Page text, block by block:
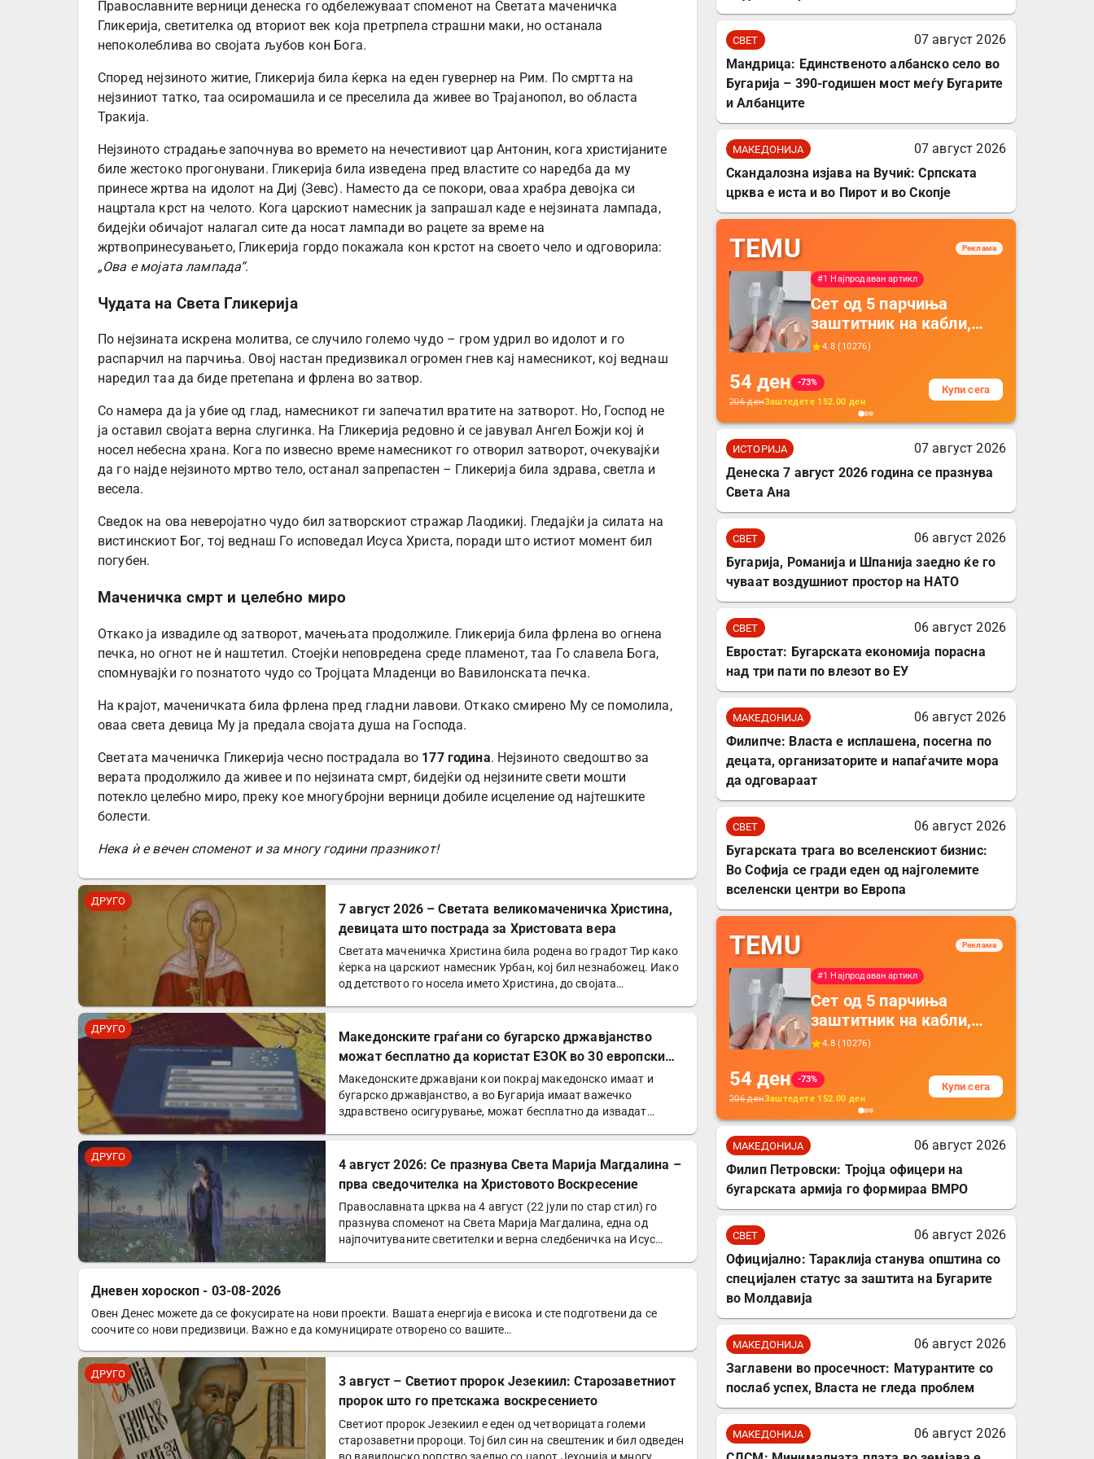
Православните верници денеска го одбележуваат споменот на Светата маченичка
Гликерија, светителка од вториот век која претрпела страшни маки, но останала
непоколеблива во својата љубов кон Бога.
Според нејзиното житие, Гликерија била ќерка на еден гувернер на Рим. По смртта на
нејзиниот татко, таа осиромашила и се преселила да живее во Трајанопол, во областа
Тракија.
Нејзиното страдање започнува во времето на нечестивиот цар Антонин, кога христијаните
биле жестоко прогонувани. Гликерија била изведена пред властите со наредба да му
принесе жртва на идолот на Диј (Зевс). Наместо да се покори, оваа храбра девојка си
нацртала крст на челото. Кога царскиот намесник ја запрашал каде е нејзината лампада,
бидејќи обичајот налагал сите да носат лампади во рацете за време на
жртвопринесувањето, Гликерија гордо покажала кон крстот на своето чело и одговорила:
„Ова е мојата лампада“.
Чудата на Света Гликерија
По нејзината искрена молитва, се случило големо чудо – гром удрил во идолот и го
распарчил на парчиња. Овој настан предизвикал огромен гнев кај намесникот, кој веднаш
наредил таа да биде претепана и фрлена во затвор.
Со намера да ја убие од глад, намесникот ги запечатил вратите на затворот. Но, Господ не
ја оставил својата верна слугинка. На Гликерија редовно ѝ се јавувал Ангел Божји кој ѝ
носел небесна храна. Кога по извесно време намесникот го отворил затворот, очекувајќи
да го најде нејзиното мртво тело, останал запрепастен – Гликерија била здрава, светла и
весела.
Сведок на ова неверојатно чудо бил затворскиот стражар Лаодикиј. Гледајќи ја силата на
вистинскиот Бог, тој веднаш Го исповедал Исуса Христа, поради што истиот момент бил
погубен.
Маченичка смрт и целебно миро
Откако ја извадиле од затворот, мачењата продолжиле. Гликерија била фрлена во огнена
печка, но огнот не ѝ наштетил. Стоејќи неповредена среде пламенот, таа Го славела Бога,
спомнувајќи го познатото чудо со Тројцата Младенци во Вавилонската печка.
На крајот, маченичката била фрлена пред гладни лавови. Откако смирено Му се помолила,
оваа света девица Му ја предала својата душа на Господа.
Светата маченичка Гликерија чесно пострадала во 177 година. Нејзиното сведоштво за
верата продолжило да живее и по нејзината смрт, бидејќи од нејзините свети мошти
потекло целебно миро, преку кое многубројни верници добиле исцеление од најтешките
болести.
Нека ѝ е вечен споменот и за многу години празникот!
ДРУГО
7 август 2026 – Светата великомаченичка Христина,
девицата што пострада за Христовата вера
Светата маченичка Христина била родена во градот Тир како
ќерка на царскиот намесник Урбан, кој бил незнабожец. Иако
од детството го носела името Христина, до својата…
ДРУГО
Mакедонските граѓани со бугарско државјанство
можат бесплатно да користат ЕЗОК во 30 европски
земји
Македонските државјани кои покрај македонско имаат и
бугарско државјанство, а во Бугарија имаат важечко
здравствено осигурување, можат бесплатно да извадат
ДРУГО
4 август 2026: Се празнува Света Марија Магдалина –
прва сведочителка на Христовото Воскресение
Православната црква на 4 август (22 јули по стар стил) го
празнува споменот на Света Марија Магдалина, една од
најпочитуваните светителки и верна следбеничка на Исус…
ДРУГО
Дневен хороскоп - 03-08-2026
Овен Денес можете да се фокусирате на нови проекти. Вашата енергија е висока и сте подготвени да се
соочите со нови предизвици. Важно е да комуницирате отворено со вашите…
ДРУГО
3 август – Светиот пророк Језекиил: Старозаветниот
пророк што го претскажа воскресението
Светиот пророк Језекиил е еден од четворицата големи
старозаветни пророци. Тој бил син на свештеник и бил одведен
во вавилонско ропство заедно со царот Јехонија и многу…
СВЕТ
07 август 2026
Мандрица: Единственото албанско село во
Бугарија – 390-годишен мост меѓу Бугарите
и Албанците
МАКЕДОНИЈА
07 август 2026
Скандалозна изјава на Вучиќ: Српската
црква е иста и во Пирот и во Скопје
TEMU Реклама
#1 Најпродаван артикл
Сет од 5 парчиња
заштитник на кабли,
прекривка за заштита
додатоци за заштита на
кабли, без батерија, за
мобилни телефони,
комплет за заштита на
4.8 (10276)
54 ден
-73%
206денЗаштедете 152.00 ден
Купи сега
ИСТОРИЈА
07 август 2026
Денеска 7 август 2026 година се празнува
Света Ана
СВЕТ
06 август 2026
Бугарија, Романија и Шпанија заедно ќе го
чуваат воздушниот простор на НАТО
СВЕТ
06 август 2026
Евростат: Бугарската економија порасна
над три пати по влезот во ЕУ
МАКЕДОНИЈА
06 август 2026
Филипче: Власта е исплашена, посегна по
децата, организаторите и напаѓачите мора
да одговараат
СВЕТ
06 август 2026
Бугарската трага во вселенскиот бизнис:
Во Софија се гради еден од најголемите
вселенски центри во Европа
TEMU Реклама
#1 Најпродаван артикл
Сет од 5 парчиња
заштитник на кабли,
прекривка за заштита
додатоци за заштита на
кабли, без батерија, за
мобилни телефони,
комплет за заштита на
4.8 (10276)
54 ден
-73%
206денЗаштедете 152.00 ден
Купи сега
МАКЕДОНИЈА
06 август 2026
Филип Петровски: Тројца офицери на
бугарската армија го формираа ВМРО
СВЕТ
06 август 2026
Официјално: Тараклија станува општина со
специјален статус за заштита на Бугарите
во Молдавија
МАКЕДОНИЈА
06 август 2026
Заглавени во просечност: Матурантите со
послаб успех, Власта не гледа проблем
МАКЕДОНИЈА
06 август 2026